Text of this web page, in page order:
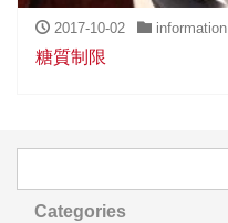
2017-10-02 information
糖質制限
Categories